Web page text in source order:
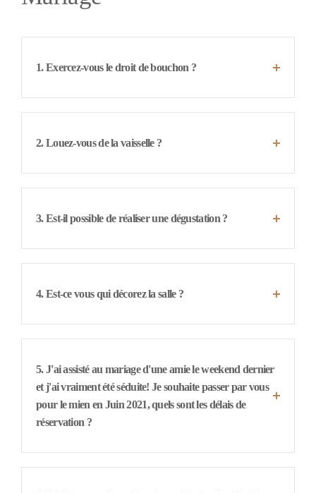
1. Exercez-vous le droit de bouchon ?
2. Louez-vous de la vaisselle ?
3. Est-il possible de réaliser une dégustation ?
4. Est-ce vous qui décorez la salle ?
5. J'ai assisté au mariage d'une amie le weekend dernier
et j'ai vraiment été séduite! Je souhaite passer par vous
pour le mien en Juin 2021, quels sont les délais de
réservation ?